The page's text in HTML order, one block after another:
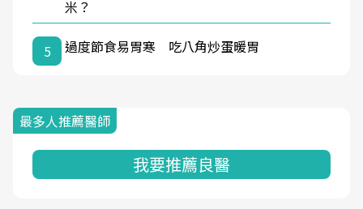
米？
5 過度節食易胃寒 吃八角炒蛋暖胃
最多人推薦醫師
我要推薦良醫